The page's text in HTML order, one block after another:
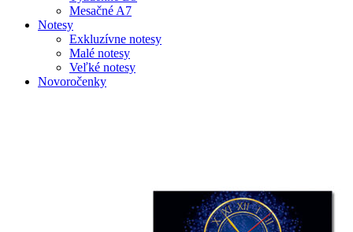
Mesačné A7
Notesy
Exkluzívne notesy
Malé notesy
Veľké notesy
Novoročenky